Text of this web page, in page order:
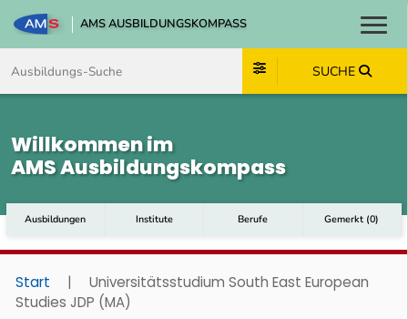
AMS AUSBILDUNGSKOMPASS
SUCHE
Willkommen im
AMS Ausbildungskompass
Ausbildungen Institute Berufe Gemerkt (0)
Start |
Universitätsstudium South East European
Studies JDP (MA)